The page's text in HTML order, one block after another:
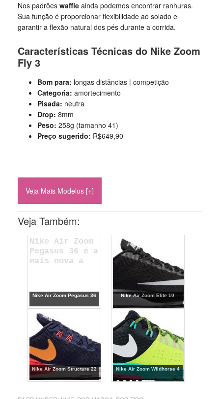
Nos padrões waffleainda podemos encontrar ranhuras.
Sua função é proporcionar flexibilidade ao solado e
garantir a flexão natural dos pés durante a corrida.
Características Técnicas do Nike Zoom
Fly 3
Bom para: longas distâncias | competição
Categoria: amortecimento
Pisada: neutra
Drop: 8mm
Peso: 258g (tamanho 41)
Preço sugerido: R$649,90
Veja Mais Modelos [+]
Veja Também:
Nike Air Zoom
Pegasus 36 é a
mais nova a
Nike Air Zoom Pegasus 36 Nike Air Zoom Elite 10
Nike Air Zoom Structure 22 Nike Air Zoom Wildhorse 4